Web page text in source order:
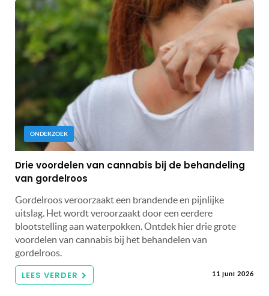
ONDERZOEK
Drie voordelen van cannabis bij de behandeling
van gordelroos
Gordelroos veroorzaakt een brandende en pijnlijke
uitslag. Het wordt veroorzaakt door een eerdere
blootstelling aan waterpokken. Ontdek hier drie grote
voordelen van cannabis bij het behandelen van
gordelroos.
LEES VERDER 11 juni 2026